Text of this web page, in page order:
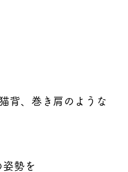
背、巻き肩のような
勢を